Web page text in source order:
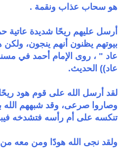
هو سحاب عذاب ونقمة .
أرسل عليهم ريحًا شديدة عاتية
بيوتهم يظنون أنهم ينجون، ولكن
عاد " ، روى الإمام أحمد في
عاد)) الحديث.
لقد أرسل الله على قوم هود ريحًا
وصاروا صرعى، وقد شبههم الله
تنكسه على أم رأسه فتشدخه
ولقد نجى الله هودًا ومن معه من